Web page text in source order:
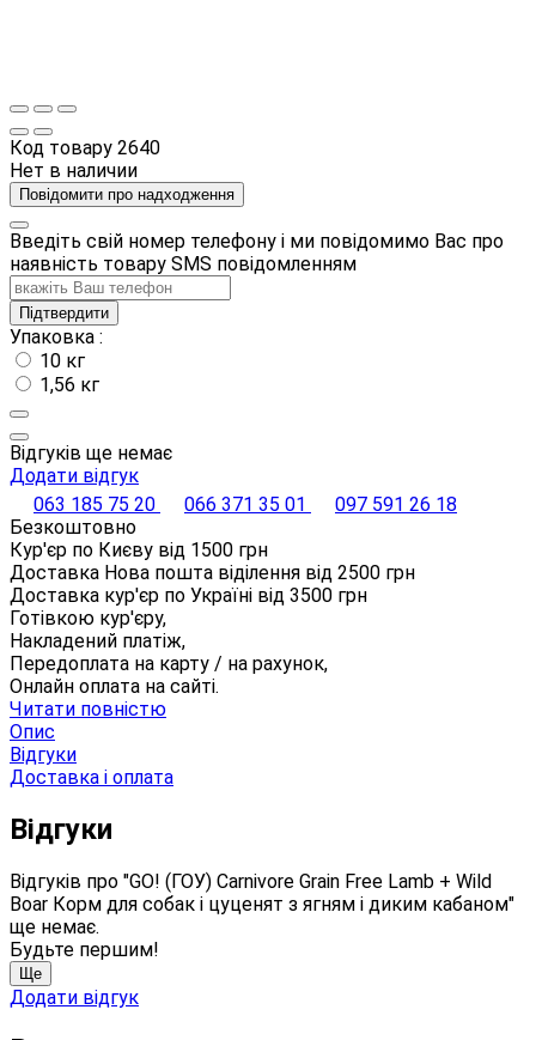
Код товару 2640
Нет в наличии
Повідомити про надходження
Введіть свій номер телефону і ми повідомимо Вас про
наявність товару SMS повідомленням
Підтвердити
Упаковка :
10 кг
1,56 кг
Відгуків ще немає
Додати відгук
063 185 75 20
066 371 35 01
097 591 26 18
Безкоштовно
Кур'єр по Києву від 1500 грн
Доставка Нова пошта віділення від 2500 грн
Доставка кур'єр по Україні від 3500 грн
Готівкою кур'єру,
Накладений платіж,
Передоплата на карту / на рахунок,
Онлайн оплата на сайті.
Читати повністю
Опис
Відгуки
Доставка і оплата
Відгуки
Відгуків про "GO! (ГОУ) Carnivore Grain Free Lamb + Wild
Boar Корм для собак і цуценят з ягням і диким кабаном"
ще немає.
Будьте першим!
Ще
Додати відгук